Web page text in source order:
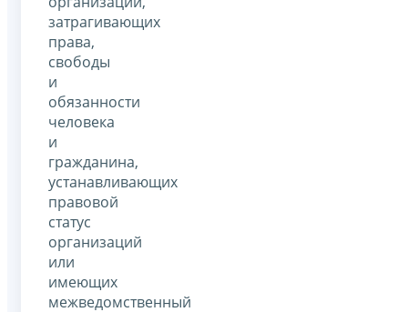
затрагивающих
права,
свободы
и
обязанности
человека
и
гражданина,
устанавливающих
правовой
статус
организаций
или
имеющих
межведомственный